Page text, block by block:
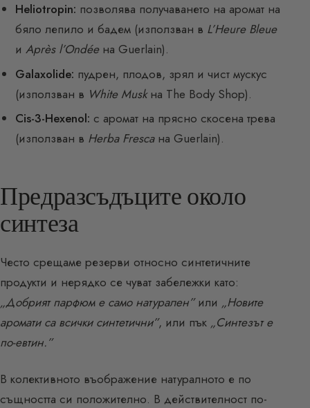
Heliotropin: позволява получаването на аромат на
бяло лепило и бадем (използван в L’Heure Bleue
иAprès l’Ondéeна Guerlain).
Galaxolide: пудрен, плодов, зрял и чист мускус
(използван в White Muskна The Body Shop).
Cis-3-Hexenol: с аромат на прясно скосена трева
(използван в Herba Frescaна Guerlain).
Предразсъдъците около
синтеза
Често срещаме резерви относно синтетичните
продукти и нерядко се чуват забележки като:
„Добрият парфюм е само натурален”или „Новите
аромати са всички синтетични”, или пък „Синтезът е
по-евтин.”
В колективното въображение натуралното е по
същността си положително. В действителност по-